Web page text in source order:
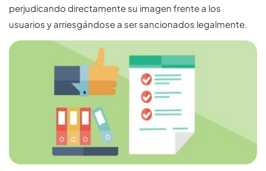
perjudicando directamente su imagen frente a los
usuarios y arriesgándose a ser sancionados legalmente.